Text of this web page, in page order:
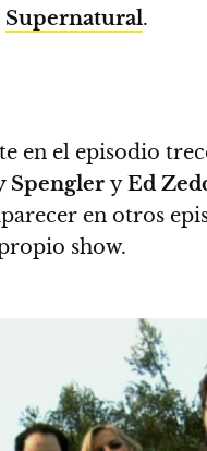
Supernatural.
en el episodio
Spengler yEd
en otros
show.